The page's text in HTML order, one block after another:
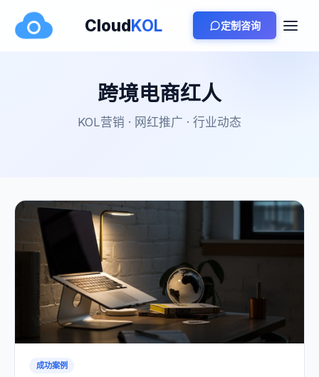
CloudKOL 定制咨询
跨境电商红人
KOL营销 · 网红推广 · 行业动态
成功案例